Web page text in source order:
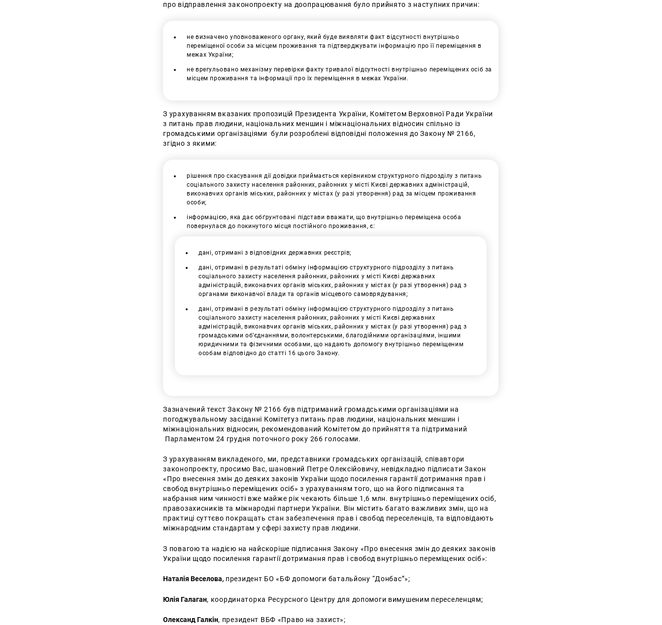
Искать:
про відправлення законопроекту на доопрацювання було прийнято з наступних причин:
не визначено уповноваженого органу, який буде виявляти факт відсутності внутрішньо
переміщеної особи за місцем проживання та підтверджувати інформацію про її переміщення в
межах України;
не врегульовано механізму перевірки факту тривалої відсутності внутрішньо переміщених осіб за
місцем проживання та інформації про їх переміщення в межах України.
З урахуванням вказаних пропозицій Президента України, Комітетом Верховної Ради України
з питань прав людини, національних меншин і міжнаціональних відносин спільно із
громадськими організаціями були розроблені відповідні положення до Закону № 2166,
згідно з якими:
рішення про скасування дії довідки приймається керівником структурного підрозділу з питань
соціального захисту населення районних, районних у місті Києві державних адміністрацій,
виконавчих органів міських, районних у містах (у разі утворення) рад за місцем проживання
особи;
інформацією, яка дає обґрунтовані підстави вважати, що внутрішньо переміщена особа
повернулася до покинутого місця постійного проживання, є:
дані, отримані з відповідних державних реєстрів;
дані, отримані в результаті обміну інформацією структурного підрозділу з питань
соціального захисту населення районних, районних у місті Києві державних
адміністрацій, виконавчих органів міських, районних у містах (у разі утворення) рад з
органами виконавчої влади та органів місцевого самоврядування;
дані, отримані в результаті обміну інформацією структурного підрозділу з питань
соціального захисту населення районних, районних у місті Києві державних
адміністрацій, виконавчих органів міських, районних у містах (у разі утворення) рад з
громадськими об’єднаннями, волонтерськими, благодійними організаціями, іншими
юридичними та фізичними особами, що надають допомогу внутрішньо переміщеним
особам відповідно до статті 16 цього Закону.
Зазначений текст Закону № 2166 був підтриманий громадськими організаціями на
погоджувальному засіданні Комітетуз питань прав людини, національних меншин і
міжнаціональних відносин, рекомендований Комітетом до прийняття та підтриманий
Парламентом 24 грудня поточного року 266 голосами.
З урахуванням викладеного, ми, представники громадських організацій, співавтори
законопроекту, просимо Вас, шановний Петре Олексійовичу, невідкладно підписати Закон
«Про внесення змін до деяких законів України щодо посилення гарантії дотримання прав і
свобод внутрішньо переміщених осіб» з урахуванням того, що на його підписання та
набрання ним чинності вже майже рік чекають більше 1,6 млн. внутрішньо переміщених осіб,
правозахисників та міжнародні партнери України. Він містить багато важливих змін, що на
практиці суттєво покращать стан забезпечення прав і свобод переселенців, та відповідають
міжнародним стандартам у сфері захисту прав людини.
З повагою та надією на найскоріше підписання Закону «Про внесення змін до деяких законів
України щодо посилення гарантії дотримання прав і свобод внутрішньо переміщених осіб»:
Наталія Веселова, президент БО «БФ допомоги батальйону “Донбас”»;
Юлія Галаган, координаторка Ресурсного Центру для допомоги вимушеним переселенцям;
Олександ Галкін, президент ВБФ «Право на захист»;